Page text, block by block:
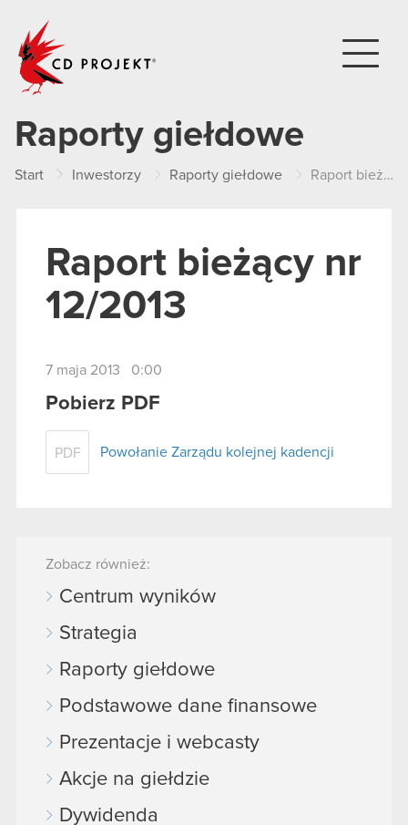
Raporty giełdowe
Start Inwestorzy Raporty giełdowe Raport bieżący nr 12/2013
Raport bieżący nr
12/2013
7 maja 2013 0:00
Pobierz PDF
PDF Powołanie Zarządu kolejnej kadencji
Zobacz również:
Centrum wyników
Strategia
Raporty giełdowe
Podstawowe dane finansowe
Prezentacje i webcasty
Akcje na giełdzie
Dywidenda